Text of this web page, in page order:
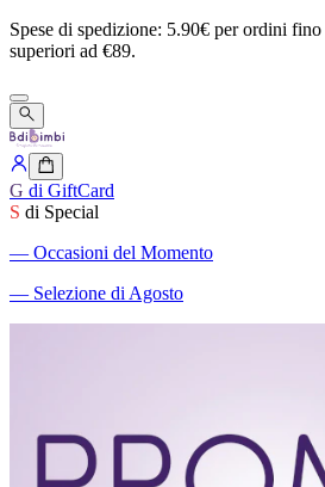
Spese di spedizione: 5.90€ perordini fino
superiori ad €89.
G di GiftCard
S di Special
― Occasioni del Momento
― Selezione di Agosto